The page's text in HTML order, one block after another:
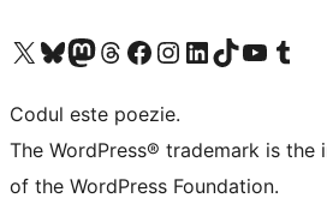
Mergi la contul nostru X (fost Twitter)
Vizitează contul nostru Bluesky
Vizitează contul nostru Mastodon
Vizitează contul nostru Threads
Vizitează pagina noastră Facebook
Vizitează-ne pe Instagram
Vizitează-ne pe LinkedIn
Vizitează contul nostru TikTok
Vizitează canalul nostru
Vizitează contul
Codul este poezie.
The WordPress® trademark is
of the WordPress Foundation.